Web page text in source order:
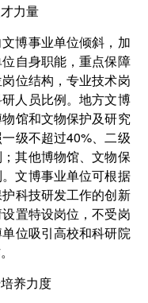
力量
博事业单位倾斜，加
自身职能，重点保障
位结构，专业技术岗
人员比例。地方文博
馆和文物保护及研究
级不超过40%、二级
其他博物馆、文物保
文博事业单位可根据
科技研发工作的创新
置特设岗位，不受岗
位吸引高校和科研院
养力度